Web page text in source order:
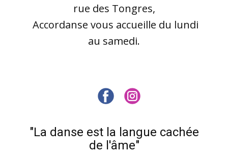
rue des Tongres,
Accordanse vous accueille du lundi
au samedi.
"La danse est la langue cachée
de l'âme"